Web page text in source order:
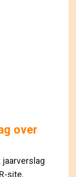
over
site.